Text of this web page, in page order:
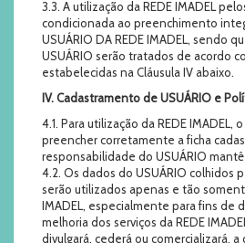
3.3. A utilização da REDE IMADEL
condicionada ao preenchimento
USUÁRIO DA REDE IMADEL, sendo
USUÁRIO serão tratados de acordo
estabelecidas na Cláusula IV abaixo.
IV. Cadastramento de USUÁRIO e
4.1. Para utilização da REDE IMADEL,
preencher corretamente a ficha
responsabilidade do USUÁRIO
4.2. Os dados do USUÁRIO colhidos
serão utilizados apenas e tão
IMADEL, especialmente para fins de
melhoria dos serviços da REDE
divulgará, cederá ou comercializará,